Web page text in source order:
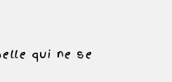
qui ne se